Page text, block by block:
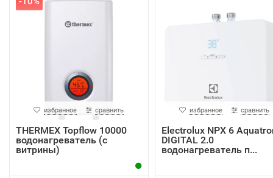
избранное сравнить
THERMEX Topflow 10000
водонагреватель (с
витрины)
избранное сравнить
Electrolux NPX 6
DIGITAL 2.0
водонагреватель п...